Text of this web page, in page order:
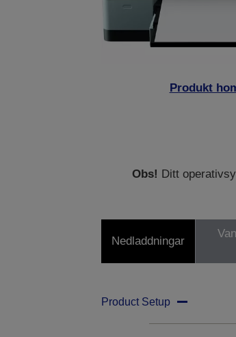
Produkt
Obs! Ditt
Nedladdningar
Product Setup